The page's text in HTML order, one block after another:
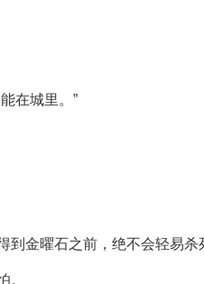
在城里。”
金曜石之前，绝不会轻易杀
。